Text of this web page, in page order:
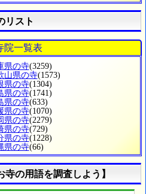
リスト
院一覧表
県の寺(3259)
山県の寺(1573)
県の寺(1304)
県の寺(1741)
県の寺(633)
県の寺(1070)
県の寺(2279)
県の寺(729)
県の寺(1228)
県の寺(66)
寺の用語を調査しよう】